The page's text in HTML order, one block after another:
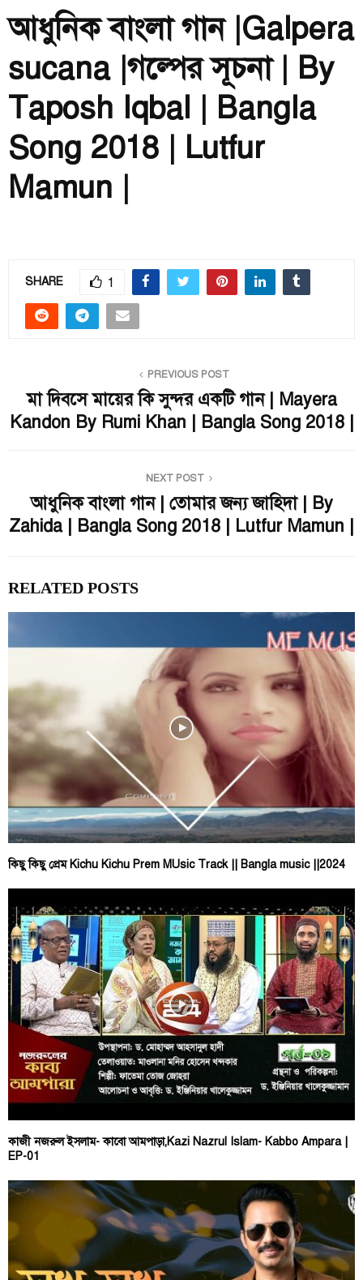
আধুনিক বাংলা গান |Galpera
sucana |গল্পের সূচনা | By
Taposh Iqbal | Bangla
Song 2018 | Lutfur
Mamun |
SHARE 1
PREVIOUS POST
মা দিবসে মায়ের কি সুন্দর একটি গান | Mayera
Kandon By Rumi Khan | Bangla Song 2018 |
NEXT POST
আধুনিক বাংলা গান | তোমার জন্য জাহিদা | By
Zahida | Bangla Song 2018 | Lutfur Mamun |
RELATED POSTS
কিছু কিছু প্রেম Kichu Kichu Prem MUsic Track || Bangla music ||2024
কাজী নজরুল ইসলাম- কাবো আমপাড়া,Kazi Nazrul Islam- Kabbo Ampara |
EP-01